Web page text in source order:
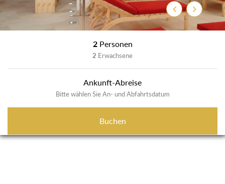
ZurückWeiter
2 Personen
2 Erwachsene
Ankunft-Abreise
Bitte wählen Sie An- und Abfahrtsdatum
Buchen